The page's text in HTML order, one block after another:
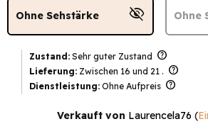
Ohne Sehstärke visibility_off Ohne
Zustand: Sehr guter Zustand help
Lieferung: Zwischen 16 und 21 . help
Dienstleistung: Ohne Aufpreis help
Verkauft von Laurencela76 (